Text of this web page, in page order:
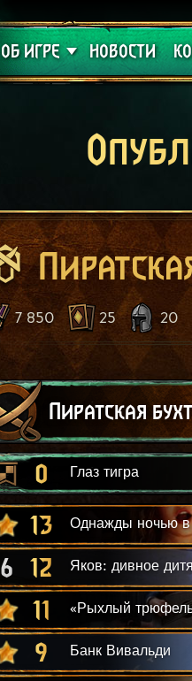
ОБ ИГРЕ
Поддержка
НОВОСТИ
7 850 25 20
Пиратская
0 Глаз тигра
13 Однажды ночью
6 12 Яков: дивное дитя
11 «Рыхлый
9 Банк Вивальди